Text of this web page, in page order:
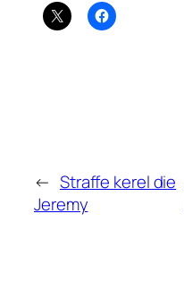
← Straffe kerel die
Jeremy